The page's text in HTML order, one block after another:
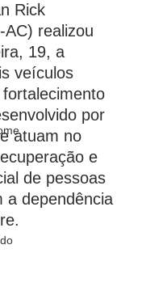
Rick
AC) realizou
19, a
veículos
por
atuam no
e
de pessoas
a dependência